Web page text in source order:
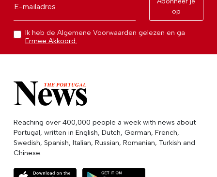
E-mailadres
op
Ik heb de Algemene Voorwaarden gelezen en ga
Ermee Akkoord.
Reaching over 400,000 people a week with news about
Portugal, written in English, Dutch, German, French,
Swedish, Spanish, Italian, Russian, Romanian, Turkish and
Chinese.